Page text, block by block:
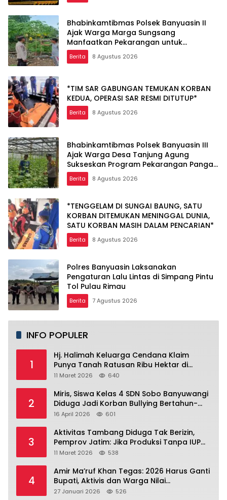
Bhabinkamtibmas Polsek Banyuasin II
Ajak Warga Marga Sungsang
Manfaatkan Pekarangan untuk
Ketahanan Pangan
Berita 8 Agustus 2026
*TIM SAR GABUNGAN TEMUKAN KORBAN
KEDUA, OPERASI SAR RESMI DITUTUP*
Berita 8 Agustus 2026
Bhabinkamtibmas Polsek Banyuasin III
Ajak Warga Desa Tanjung Agung
Sukseskan Program Pekarangan Pangan
Bergizi
Berita 8 Agustus 2026
*TENGGELAM DI SUNGAI BAUNG, SATU
KORBAN DITEMUKAN MENINGGAL DUNIA,
SATU KORBAN MASIH DALAM PENCARIAN*
Berita 8 Agustus 2026
Polres Banyuasin Laksanakan
Pengaturan Lalu Lintas di Simpang Pintu
Tol Pulau Rimau
Berita 7 Agustus 2026
INFO POPULER
1
Hj. Halimah Keluarga Cendana Klaim
Punya Tanah Ratusan Ribu Hektar di
Banyuwangi.
11 Maret 2026 640
2
Miris, Siswa Kelas 4 SDN Sobo Banyuwangi
Diduga Jadi Korban Bullying Bertahun-
tahun, Terjadi di Depan Masjid Perumahan
16 April 2026 601
3
Aktivitas Tambang Diduga Tak Berizin,
Pemprov Jatim: Jika Produksi Tanpa IUP
Itu Pelanggaran Hukum
11 Maret 2026 538
4
Amir Ma’ruf Khan Tegas: 2026 Harus Ganti
Bupati, Aktivis dan Warga Nilai
Kepemimpinan Saat Ini Gagal Jawab
27 Januari 2026 526